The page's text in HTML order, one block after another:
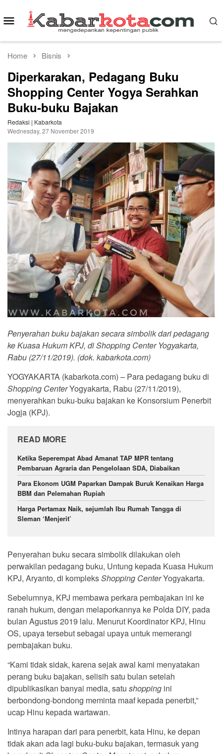
to
content
Mobile
Menu
Home Bisnis
Diperkarakan, Pedagang Buku
Shopping Center Yogya Serahkan
Buku-buku Bajakan
Redaksi | Kabarkota
Wednesday, 27 November 2019
Penyerahan buku bajakan secara simbolik dari pedagang
ke Kuasa Hukum KPJ, di Shopping Center Yogyakarta,
Rabu (27/11/2019). (dok. kabarkota.com)
YOGYAKARTA (kabarkota.com) – Para pedagang buku di
Shopping CenterYogyakarta, Rabu (27/11/2019),
menyerahkan buku-buku bajakan ke Konsorsium Penerbit
Jogja (KPJ).
READ MORE
Ketika Seperempat Abad Amanat TAP MPR tentang
Pembaruan Agraria dan Pengelolaan SDA, Diabaikan
Para Ekonom UGM Paparkan Dampak Buruk Kenaikan Harga
BBM dan Pelemahan Rupiah
Harga Pertamax Naik, sejumlah Ibu Rumah Tangga di
Sleman ‘Menjerit’
Penyerahan buku secara simbolik dilakukan oleh
perwakilan pedagang buku, Untung kepada Kuasa Hukum
KPJ, Aryanto, di kompleksShopping CenterYogyakarta.
Sebelumnya, KPJ membawa perkara pembajakan ini ke
ranah hukum, dengan melaporkannya ke Polda DIY, pada
bulan Agustus 2019 lalu. Menurut Koordinator KPJ, Hinu
OS, upaya tersebut sebagai upaya untuk memerangi
pembajakan buku.
“Kami tidak sidak, karena sejak awal kami menyatakan
perang buku bajakan, selisih satu bulan setelah
dipublikasikan banyai media, satu shopping ini
berbondong-bondong meminta maaf kepada penerbit,”
ucap Hinu kepada wartawan.
Intinya harapan dari para penerbit, kata Hinu, ke depan
tidak akan ada lagi buku-buku bajakan, termasuk yang